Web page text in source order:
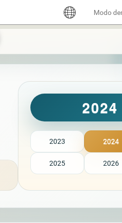
Modo
2024
2023 2024
2025 2026